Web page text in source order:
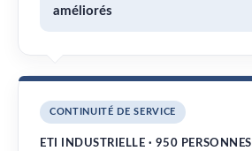
améliorés
CONTINUITÉ DE SERVICE
ETI INDUSTRIELLE · 950 PERSONNES